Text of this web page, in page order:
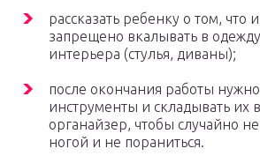
рассказать ребенку о том, что
запрещено вкалывать в
интерьера (стулья, диваны);
после окончания работы нужно
инструменты и складывать их
органайзер, чтобы случайно
ногой и не пораниться.